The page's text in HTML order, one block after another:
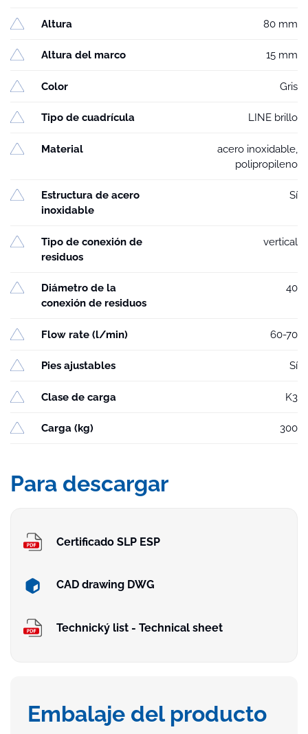
Altura 80 mm
Altura del marco 15 mm
Color Gris
Tipo de cuadrícula LINE brillo
Material
acero inoxidable,
polipropileno
Estructura de acero
inoxidable
Sí
Tipo de conexión de
residuos
vertical
Diámetro de la
conexión de residuos
40
Flow rate (l/min) 60-70
Pies ajustables Sí
Clase de carga K3
Carga (kg) 300
Para descargar
Certificado SLP ESP
CAD drawing DWG
Technický list - Technical sheet
Embalaje del producto